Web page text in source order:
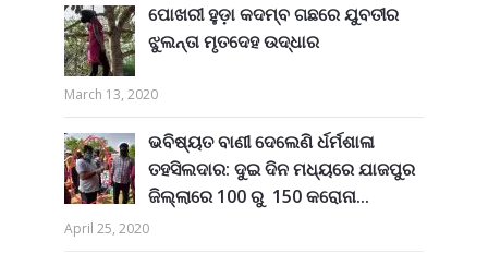
ପୋଖରୀ ହୁଡ଼ା କଦମ୍ବ ଗଛରେ ଯୁବତୀର
ଝୁଲନ୍ତା ମୃତଦେହ ଉଦ୍ଧାର
March 13, 2020
ଭବିଷ୍ୟତ ବାଣୀ ଦେଲେଣି ର୍ଧର୍ମଶାଳା
ତହସିଲଦାର: ଦୁଇ ଦିନ ମଧ୍ୟରେ ଯାଜପୁର
ଜିଲ୍ଲାରେ 100 ରୁ 150 କରୋନା...
April 25, 2020